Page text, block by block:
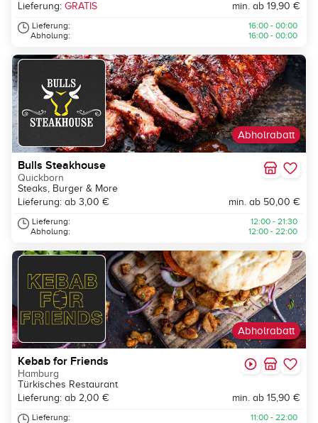
Lieferung: GRATIS min. ab 19,90 €
Lieferung:
Abholung:
16:00 - 00:00
16:00 - 00:00
Abholrabatt
Bulls Steakhouse
Quickborn
Steaks, Burger & More
Lieferung: ab 3,00 €
min. ab 50,00 €
Lieferung:
Abholung:
12:00 - 21:30
12:00 - 22:00
Abholrabatt
Kebab for Friends
Hamburg
Türkisches Restaurant
Lieferung: ab 2,00 €
min. ab 15,90 €
Lieferung:
11:00 - 22:00